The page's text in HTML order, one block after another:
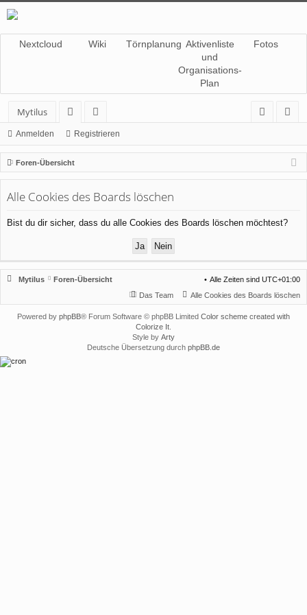
Nextcloud Wiki Törnplanung Aktivenliste
und
Organisations-
Plan
Fotos
Mytilus
or
en
itg
lie
de
m
el
n
ist
rie
n
Anmelden Registrieren
Foren-Übersicht
Alle Cookies des Boards löschen
Bist du dir sicher, dass du alle Cookies des Boards löschen möchtest?
Mytilus Foren-Übersicht Alle Zeiten sind UTC+01:00
Alle Cookies des Boards löschen
Das Team
Powered by phpBB® Forum Software © phpBB Limited Color scheme created with
Colorize It
Style by Arty
Deutsche Übersetzung durch phpBB.de